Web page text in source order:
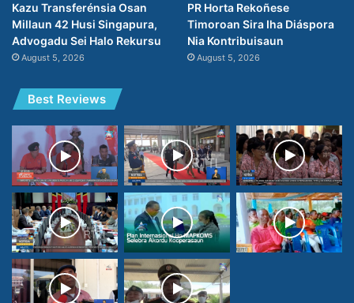
Kazu Transferénsia Osan
Millaun 42 Husi Singapura,
Advogadu Sei Halo Rekursu
August 5, 2026
PR Horta Rekoñese
Timoroan Sira Iha Diáspora
Nia Kontribuisaun
August 5, 2026
Best Reviews